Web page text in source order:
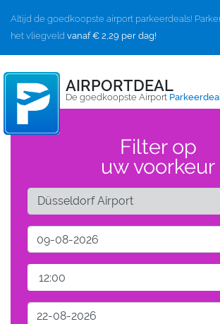
Altijd de goedkoopste airport parkeerdeals!
het vliegveld vanaf € 2,29 per dag!
AIRPORTDEAL
De goedkoopste Airport
Filter op
uw voorkeur